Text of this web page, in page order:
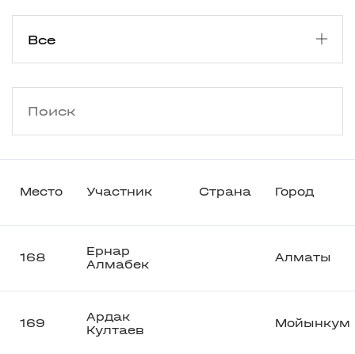
Место Участник Страна Город
168
Ернар
Алмабек
Алматы
169
Ардак
Култаев
Мойынкум